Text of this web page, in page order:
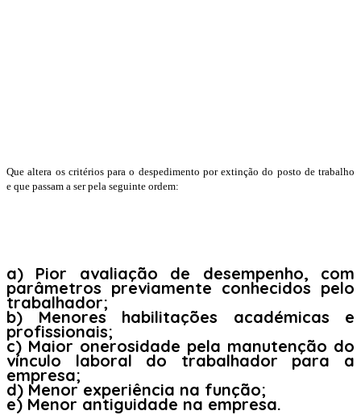
Que altera os critérios para o despedimento por extinção do posto de trabalho
e que passam a ser pela seguinte ordem:
a) Pior avaliação de desempenho, com
parâmetros previamente conhecidos pelo
trabalhador;
b) Menores habilitações académicas e
profissionais;
c) Maior onerosidade pela manutenção do
vínculo laboral do trabalhador para a
empresa;
d) Menor experiência na função;
e) Menor antiguidade na empresa.